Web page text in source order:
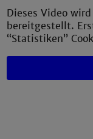
Dieses Video
bereitgestellt.
“Statistiken”